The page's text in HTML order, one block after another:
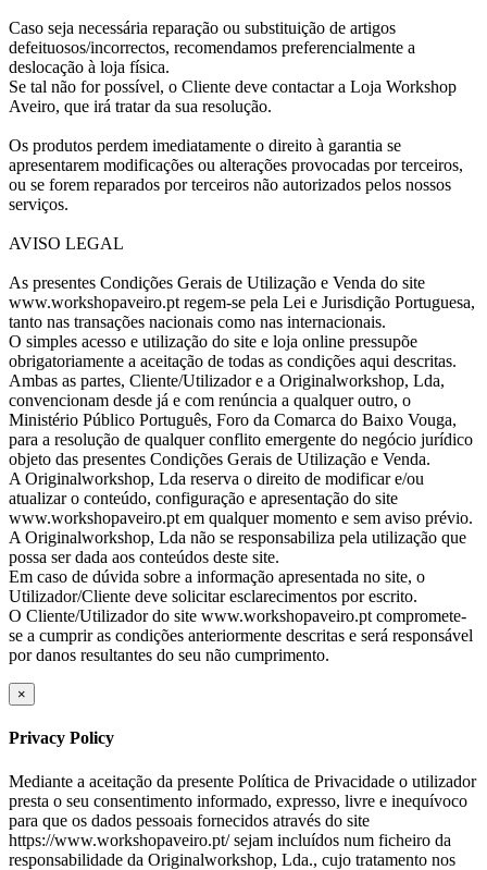
Caso seja necessária reparação ou substituição de artigos
defeituosos/incorrectos, recomendamos preferencialmente a
deslocação à loja física.
Se tal não for possível, o Cliente deve contactar a Loja Workshop
Aveiro, que irá tratar da sua resolução.
Os produtos perdem imediatamente o direito à garantia se
apresentarem modificações ou alterações provocadas por terceiros,
ou se forem reparados por terceiros não autorizados pelos nossos
serviços.
AVISO LEGAL
As presentes Condições Gerais de Utilização e Venda do site
www.workshopaveiro.pt regem-se pela Lei e Jurisdição Portuguesa,
tanto nas transações nacionais como nas internacionais.
O simples acesso e utilização do site e loja online pressupõe
obrigatoriamente a aceitação de todas as condições aqui descritas.
Ambas as partes, Cliente/Utilizador e a Originalworkshop, Lda,
convencionam desde já e com renúncia a qualquer outro, o
Ministério Público Português, Foro da Comarca do Baixo Vouga,
para a resolução de qualquer conflito emergente do negócio jurídico
objeto das presentes Condições Gerais de Utilização e Venda.
A Originalworkshop, Lda reserva o direito de modificar e/ou
atualizar o conteúdo, configuração e apresentação do site
www.workshopaveiro.pt em qualquer momento e sem aviso prévio.
A Originalworkshop, Lda não se responsabiliza pela utilização que
possa ser dada aos conteúdos deste site.
Em caso de dúvida sobre a informação apresentada no site, o
Utilizador/Cliente deve solicitar esclarecimentos por escrito.
O Cliente/Utilizador do site www.workshopaveiro.pt compromete-
se a cumprir as condições anteriormente descritas e será responsável
por danos resultantes do seu não cumprimento.
×
Privacy Policy
Mediante a aceitação da presente Política de Privacidade o utilizador
presta o seu consentimento informado, expresso, livre e inequívoco
para que os dados pessoais fornecidos através do site
https://www.workshopaveiro.pt/ sejam incluídos num ficheiro da
responsabilidade da Originalworkshop, Lda., cujo tratamento nos